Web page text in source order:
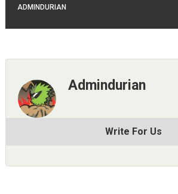
ADMINDURIAN
Admindurian
Write For Us